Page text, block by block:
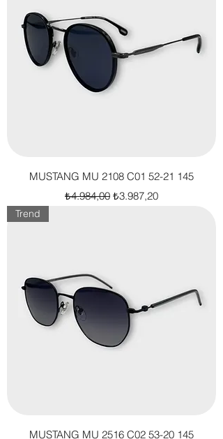
MUSTANG MU 2108 C01 52-21 145
Normal Fiyat
₺4.984,00 İndirimli Fiyat
₺3.987,20
Trend
MUSTANG MU 2516 C02 53-20 145